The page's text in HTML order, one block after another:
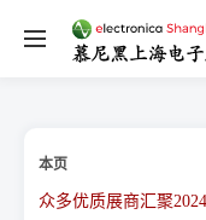
本页
众多优质展商汇聚